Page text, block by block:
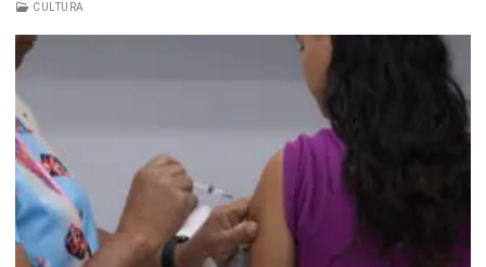
CULTURA